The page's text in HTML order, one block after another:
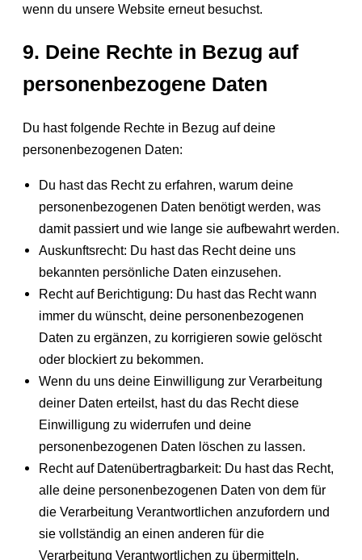
wenn du unsere Website erneut besuchst.
9. Deine Rechte in Bezug auf
personenbezogene Daten
Du hast folgende Rechte in Bezug auf deine
personenbezogenen Daten:
Du hast das Recht zu erfahren, warum deine
personenbezogenen Daten benötigt werden, was
damit passiert und wie lange sie aufbewahrt werden.
Auskunftsrecht: Du hast das Recht deine uns
bekannten persönliche Daten einzusehen.
Recht auf Berichtigung: Du hast das Recht wann
immer du wünscht, deine personenbezogenen
Daten zu ergänzen, zu korrigieren sowie gelöscht
oder blockiert zu bekommen.
Wenn du uns deine Einwilligung zur Verarbeitung
deiner Daten erteilst, hast du das Recht diese
Einwilligung zu widerrufen und deine
personenbezogenen Daten löschen zu lassen.
Recht auf Datenübertragbarkeit: Du hast das Recht,
alle deine personenbezogenen Daten von dem für
die Verarbeitung Verantwortlichen anzufordern und
sie vollständig an einen anderen für die
Verarbeitung Verantwortlichen zu übermitteln.